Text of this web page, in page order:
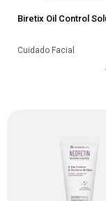
Biretix Oil Control
Cuidado Facial